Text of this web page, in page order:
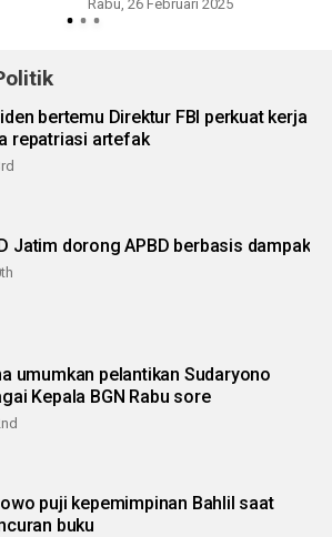
Rabu, 26 Februari 2025
bertemu Direktur FBI perkuat kerja
repatriasi artefak
Jatim dorong APBD berbasis dampak
umumkan pelantikan Sudaryono
Kepala BGN Rabu sore
puji kepemimpinan Bahlil saat
buku